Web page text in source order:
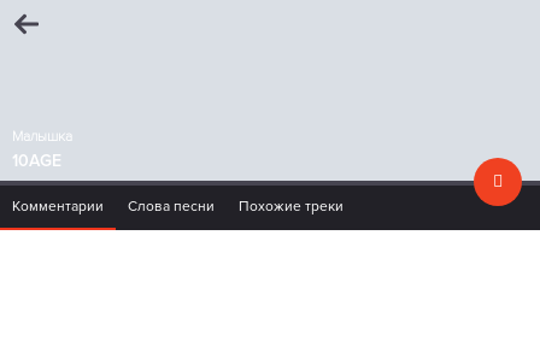
Малышка
10AGE
Комментарии Слова песни Похожие треки